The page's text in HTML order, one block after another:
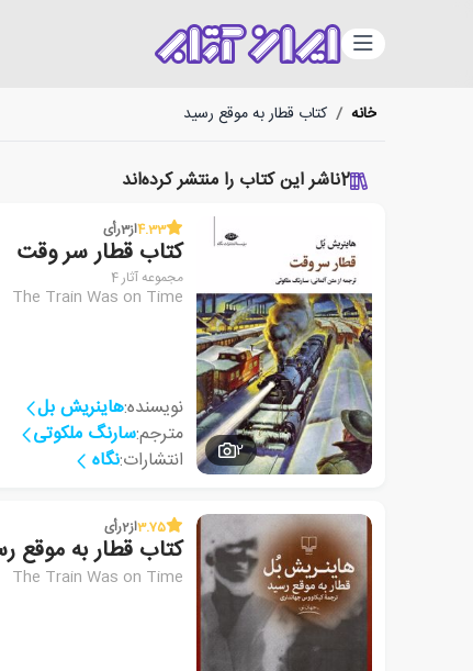
دسته‌بندی
خانه / کتاب قطار به موقع رسید
2ناشر این کتاب را منتشر کرده‌اند
2
4.33از3رأی
کتاب قطار سر وقت
مجموعه آثار 4
The Train Was on Time
نویسنده:هاینریش بل
مترجم:سارنگ ملکوتی
انتشارات:نگاه
3.75از2رأی
کتاب قطار به موقع
The Train Was on Time